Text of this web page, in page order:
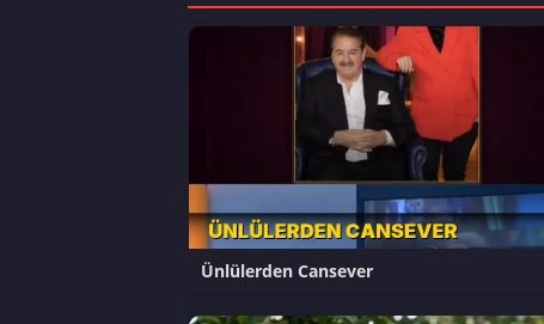
Ünlülerden Cansever